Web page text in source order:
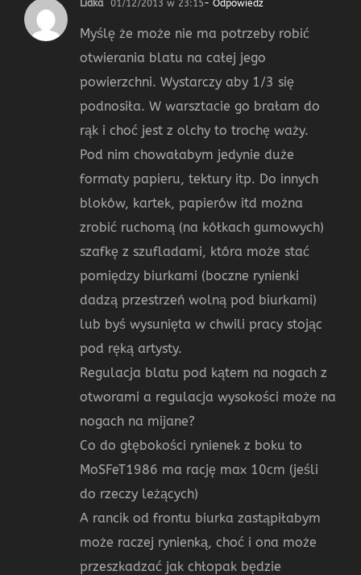
Lidka 01/12/2013 w 23:15- Odpowiedz
Myślę że może nie ma potrzeby robić
otwierania blatu na całej jego
powierzchni. Wystarczy aby 1/3 się
podnosiła. W warsztacie go brałam do
rąk i choć jest z olchy to trochę waży.
Pod nim chowałabym jedynie duże
formaty papieru, tektury itp. Do innych
bloków, kartek, papierów itd można
zrobić ruchomą (na kółkach gumowych)
szafkę z szufladami, która może stać
pomiędzy biurkami (boczne rynienki
dadzą przestrzeń wolną pod biurkami)
lub byś wysunięta w chwili pracy stojąc
pod ręką artysty.
Regulacja blatu pod kątem na nogach z
otworami a regulacja wysokości może na
nogach na mijane?
Co do głębokości rynienek z boku to
MoSFeT1986 ma rację max 10cm (jeśli
do rzeczy leżących)
A rancik od frontu biurka zastąpiłabym
może raczej rynienką, choć i ona może
przeszkadzać jak chłopak będzie